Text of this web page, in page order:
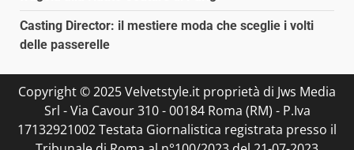
Casting Director: il mestiere moda che sceglie i volti
delle passerelle
Copyright © 2025 Velvetstyle.it proprietà di Jws Media
Srl - Via Cavour 310 - 00184 Roma (RM) - P.Iva
17132921002 Testata Giornalistica registrata presso il